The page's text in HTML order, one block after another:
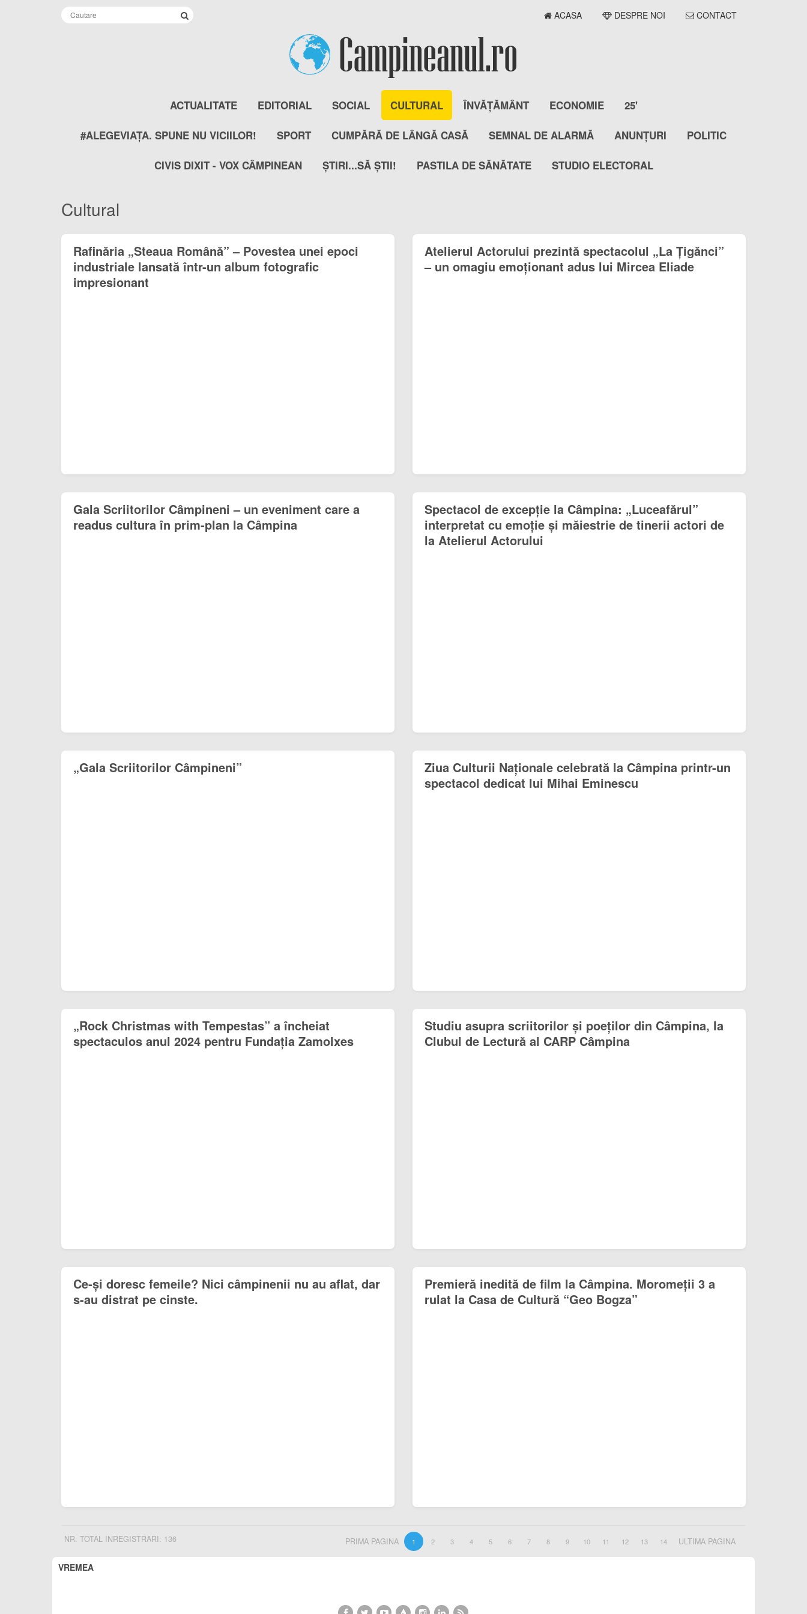
ACASA DESPRE NOI CONTACT
ACTUALITATE EDITORIAL SOCIAL CULTURAL ÎNVĂȚĂMÂNT ECONOMIE 25'
#ALEGEVIAȚA. SPUNE NU VICIILOR! SPORT CUMPĂRĂ DE LÂNGĂ CASĂ SEMNAL DE ALARMĂ ANUNȚURI POLITIC
CIVIS DIXIT - VOX CÂMPINEAN ȘTIRI...SĂ ȘTII! PASTILA DE SĂNĂTATE STUDIO ELECTORAL
Cultural
Rafinăria „Steaua Română” – Povestea unei epoci
industriale lansată într-un album fotografic
impresionant
Gala Scriitorilor Câmpineni – un eveniment care a
readus cultura în prim-plan la Câmpina
„Gala Scriitorilor Câmpineni”
„Rock Christmas with Tempestas” a încheiat
spectaculos anul 2024 pentru Fundația Zamolxes
Ce-și doresc femeile? Nici câmpinenii nu au aflat, dar
s-au distrat pe cinste.
Atelierul Actorului prezintă spectacolul „La Țigănci”
– un omagiu emoționant adus lui Mircea Eliade
Spectacol de excepție la Câmpina: „Luceafărul”
interpretat cu emoție și măiestrie de tinerii actori de
la Atelierul Actorului
Ziua Culturii Naționale celebrată la Câmpina printr-un
spectacol dedicat lui Mihai Eminescu
Studiu asupra scriitorilor și poeților din Câmpina, la
Clubul de Lectură al CARP Câmpina
Premieră inedită de film la Câmpina. Moromeții 3 a
rulat la Casa de Cultură “Geo Bogza”
NR. TOTAL INREGISTRARI: 136 PRIMA PAGINA 1 2 3 4 5 6 7 8 9 10 11 12 13 14 ULTIMA PAGINA
VREMEA